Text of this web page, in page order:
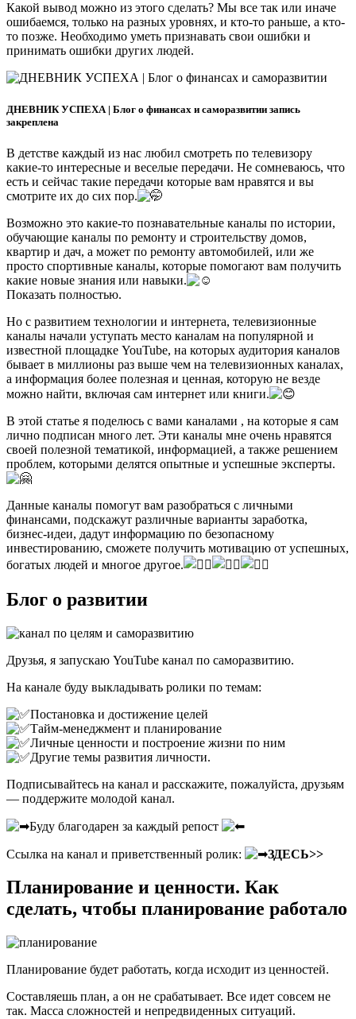
Какой вывод можно из этого сделать? Мы все так или иначе
ошибаемся, только на разных уровнях, и кто-то раньше, а кто-
то позже. Необходимо уметь признавать свои ошибки и
принимать ошибки других людей.
ДНЕВНИК УСПЕХА | Блог о финансах и саморазвитии запись
закреплена
В детстве каждый из нас любил смотреть по телевизору
какие-то интересные и веселые передачи. Не сомневаюсь, что
есть и сейчас такие передачи которые вам нравятся и вы
смотрите их до сих пор.
Возможно это какие-то познавательные каналы по истории,
обучающие каналы по ремонту и строительству домов,
квартир и дач, а может по ремонту автомобилей, или же
просто спортивные каналы, которые помогают вам получить
какие новые знания или навыки.
Показать полностью.
Но с развитием технологии и интернета, телевизионные
каналы начали уступать место каналам на популярной и
известной площадке YouTubе, на которых аудитория каналов
бывает в миллионы раз выше чем на телевизионных каналах,
а информация более полезная и ценная, которую не везде
можно найти, включая сам интернет или книги.
В этой статье я поделюсь с вами каналами , на которые я сам
лично подписан много лет. Эти каналы мне очень нравятся
своей полезной тематикой, информацией, а также решением
проблем, которыми делятся опытные и успешные эксперты.
Данные каналы помогут вам разобраться с личными
финансами, подскажут различные варианты заработка,
бизнес-идеи, дадут информацию по безопасному
инвестированию, сможете получить мотивацию от успешных,
богатых людей и многое другое.
Блог о развитии
Друзья, я запускаю YouTube канал по саморазвитию.
На канале буду выкладывать ролики по темам:
Постановка и достижение целей
Тайм-менеджмент и планирование
Личные ценности и построение жизни по ним
Другие темы развития личности.
Подписывайтесь на канал и расскажите, пожалуйста, друзьям
— поддержите молодой канал.
Буду благодарен за каждый репост
Ссылка на канал и приветственный ролик: ЗДЕСЬ>>
Планирование и ценности. Как
сделать, чтобы планирование работало
Планирование будет работать, когда исходит из ценностей.
Составляешь план, а он не срабатывает. Все идет совсем не
так. Масса сложностей и непредвиденных ситуаций.